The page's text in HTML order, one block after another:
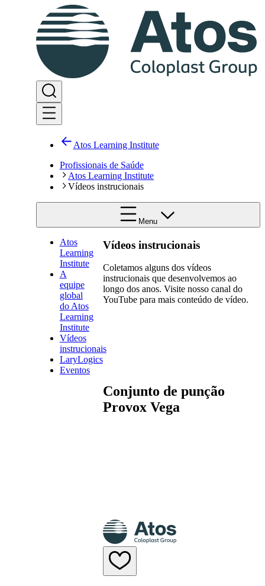
Atos Learning Institute
Profissionais de Saúde
Atos Learning Institute
Vídeos instrucionais
Menu
Atos
Learning
Institute
A
equipe
global
do Atos
Learning
Institute
Vídeos
instrucionais
LaryLogics
Eventos
Vídeos instrucionais
Coletamos alguns dos vídeos
instrucionais que desenvolvemos ao
longo dos anos. Visite nosso canal do
YouTube para mais conteúdo de vídeo.
Conjunto de punção
Provox Vega